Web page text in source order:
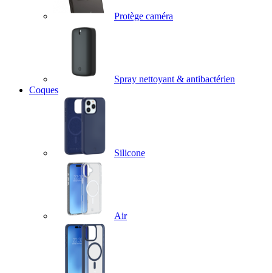
Protège caméra
Spray nettoyant & antibactérien
Coques
Silicone
Air